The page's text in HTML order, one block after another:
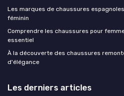
Les marques de chaussures
féminin
Comprendre les chaussures pour
essentiel
À la découverte des chaussures
d'élégance
Les derniers articles